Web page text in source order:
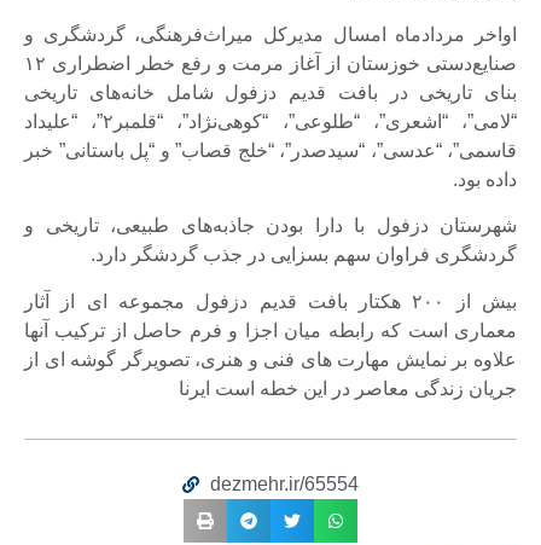
اواخر مردادماه امسال مدیرکل میراث‌فرهنگی، گردشگری و
صنایع‌دستی خوزستان از آغاز مرمت و رفع خطر اضطراری ۱۲
بنای تاریخی در بافت قدیم دزفول شامل خانه‌های تاریخی
“لامی”، “اشعری”، “طلوعی”، “کوهی‌نژاد”، “قلمبر۲”، “علیداد
قاسمی”، “عدسی”، “سیدصدر”، “خلج قصاب” و “پل باستانی” خبر
داده بود.
شهرستان دزفول با دارا بودن جاذبه‌های طبیعی، تاریخی و
گردشگری فراوان سهم بسزایی در جذب گردشگر دارد.
بیش از ۲۰۰ هکتار بافت قدیم دزفول مجموعه ای از آثار
معماری است که رابطه میان اجزا و فرم حاصل از ترکیب آنها
علاوه بر نمایش مهارت های فنی و هنری، تصویرگر گوشه ای از
جریان زندگی معاصر در این خطه است ایرنا
dezmehr.ir/65554